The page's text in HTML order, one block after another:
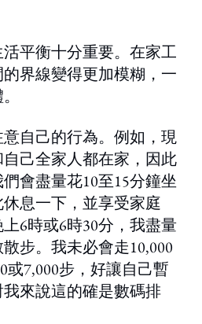
平衡十分重要。在家工
界線變得更加模糊，一
自己的行為。例如，現
己全家人都在家，因此
會盡量花10至15分鐘坐
息一下，並享受家庭
6時或6時30分，我盡量
步。我未必會走10,000
或7,000步，好讓自己暫
來說這的確是數碼排